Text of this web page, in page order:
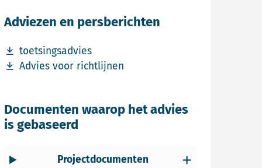
Adviezen en persberichten
toetsingsadvies
Download bestand toetsingsadvies
Advies voor richtlijnen
Download bestand Advies voor richtlijnen
Documenten waarop het advies
is gebaseerd
Projectdocumenten